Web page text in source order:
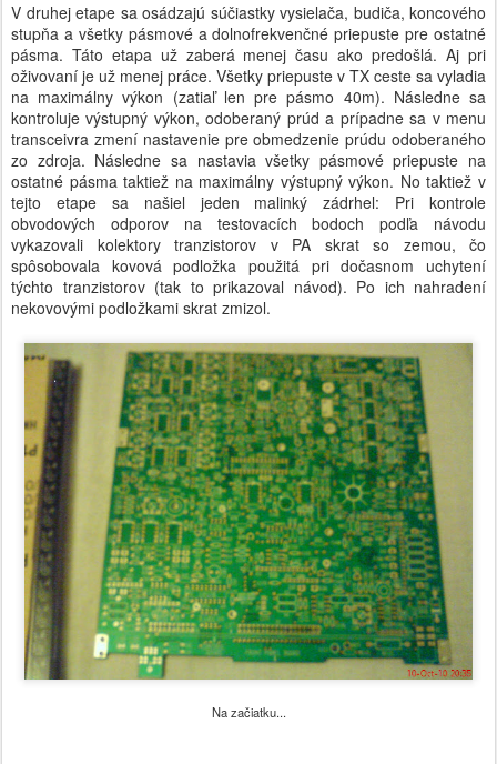
V druhej etape sa osádzajú súčiastky vysielača, budiča, koncového
stupňa a všetky pásmové a dolnofrekvenčné priepuste pre ostatné
pásma. Táto etapa už zaberá menej času ako predošlá. Aj pri
oživovaní je už menej práce. Všetky priepuste v TX ceste sa vyladia
na maximálny výkon (zatiaľ len pre pásmo 40m). Následne sa
kontroluje výstupný výkon, odoberaný prúd a prípadne sa v menu
transceivra zmení nastavenie pre obmedzenie prúdu odoberaného
zo zdroja. Následne sa nastavia všetky pásmové priepuste na
ostatné pásma taktiež na maximálny výstupný výkon. No taktiež v
tejto etape sa našiel jeden malinký zádrhel: Pri kontrole
obvodových odporov na testovacích bodoch podľa návodu
vykazovali kolektory tranzistorov v PA skrat so zemou, čo
spôsobovala kovová podložka použitá pri dočasnom uchytení
týchto tranzistorov (tak to prikazoval návod). Po ich nahradení
nekovovými podložkami skrat zmizol.
Na začiatku...